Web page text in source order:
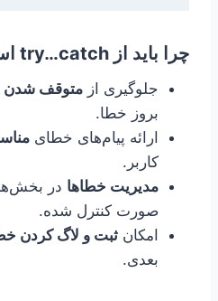
چرا باید از try…catch استفاده کنیم؟
جلوگیری از متوقف شدن
بروز خطا.
ارائه پیام‌های خطای
کاربر.
مدیریت خطاها در
صورت کنترل شده.
امکان ثبت و لاگ کردن
بعدی.